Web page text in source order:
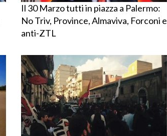
Il 30 Marzo tutti in piazza a Palermo:
No Triv, Province, Almaviva, Forconi e
anti-ZTL